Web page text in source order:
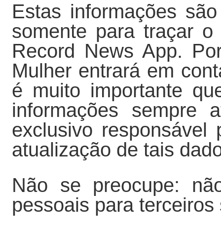
Estas informações
somente para traçar
Record News App.
Mulher entrará em
é muito importante
informações sempre
exclusivo responsável
atualização de tais
Não se preocupe:
pessoais para